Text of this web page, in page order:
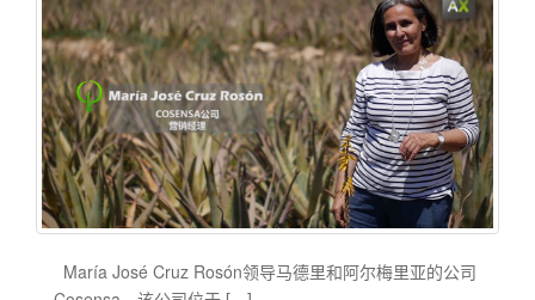
María José Cruz Rosón领导马德里和阿尔梅里亚的公司